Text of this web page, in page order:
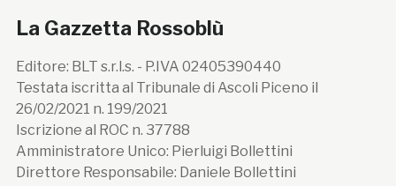
La Gazzetta Rossoblù
Editore: BLT s.r.l.s. - P.IVA 02405390440
Testata iscritta al Tribunale di Ascoli Piceno il
26/02/2021 n. 199/2021
Iscrizione al ROC n. 37788
Amministratore Unico: Pierluigi Bollettini
Direttore Responsabile: Daniele Bollettini